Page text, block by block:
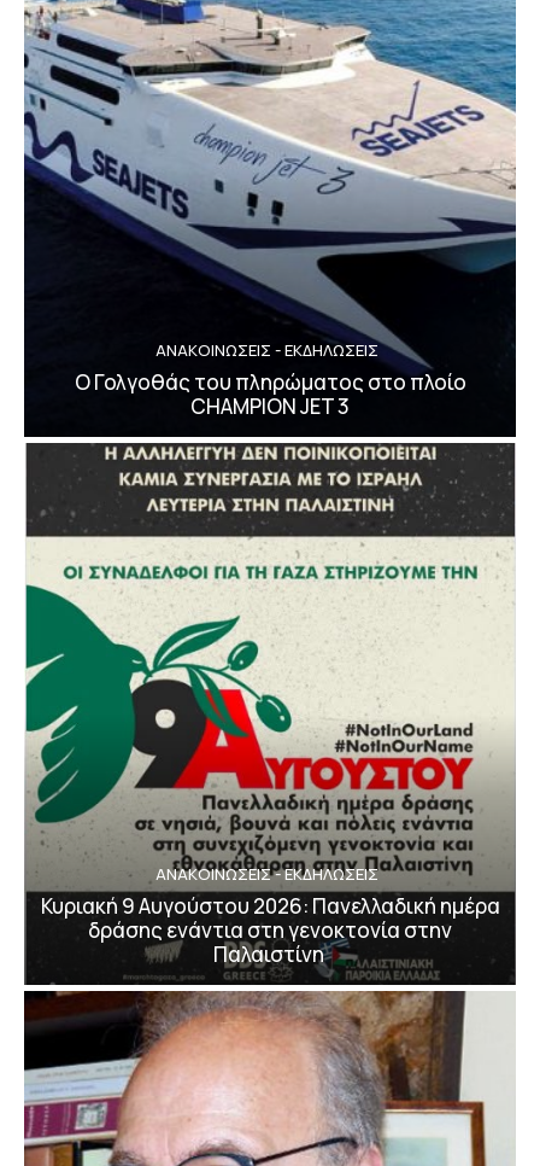
ΑΝΑΚΟΙΝΩΣΕΙΣ - ΕΚΔΗΛΩΣΕΙΣ
Ο Γολγοθάς του πληρώματος στο πλοίο
CHAMPION JET 3
ΑΝΑΚΟΙΝΩΣΕΙΣ - ΕΚΔΗΛΩΣΕΙΣ
Κυριακή 9 Αυγούστου 2026: Πανελλαδική ημέρα
δράσης ενάντια στη γενοκτονία στην
Παλαιστίνη